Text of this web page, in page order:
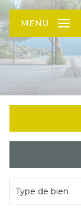
MENU
Type de bien